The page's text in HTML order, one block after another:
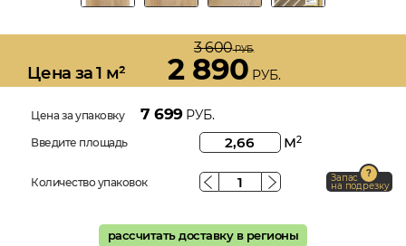
Цена за 1 м²
3 600РУБ.
2 890 РУБ.
Цена за упаковку 7 699РУБ.
Введите площадь м2
Количество упаковок Запас
на подрезку
рассчитать доставку в регионы